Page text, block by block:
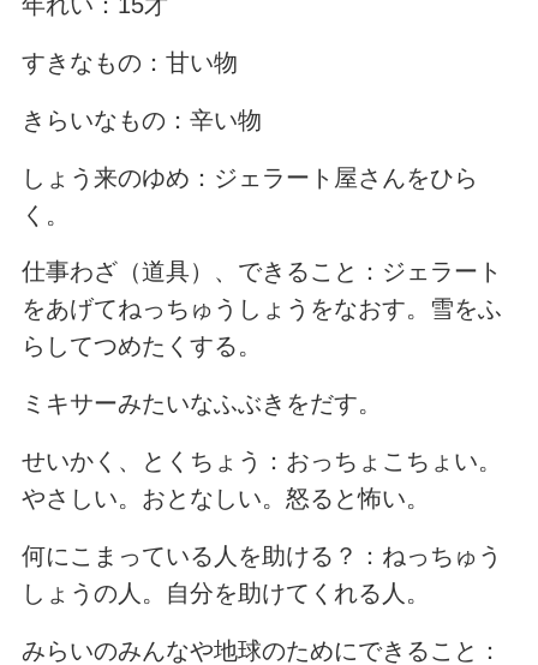
すきなもの：甘い物
きらいなもの：辛い物
しょう来のゆめ：ジェラート屋さんをひら
く。
仕事わざ（道具）、できること：ジェラート
をあげてねっちゅうしょうをなおす。雪をふ
らしてつめたくする。
ミキサーみたいなふぶきをだす。
せいかく、とくちょう：おっちょこちょい。
やさしい。おとなしい。怒ると怖い。
何にこまっている人を助ける？：ねっちゅう
しょうの人。自分を助けてくれる人。
みらいのみんなや地球のためにできること：